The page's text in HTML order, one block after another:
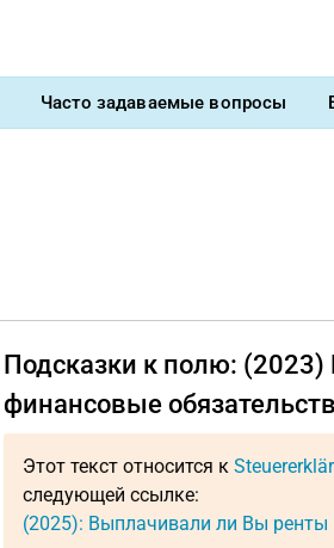
Часто задаваемые вопросы
Подсказки к полю:
финансовые
Этот текст относится к
следующей ссылке:
(2025): Выплачивали ли Вы ренты